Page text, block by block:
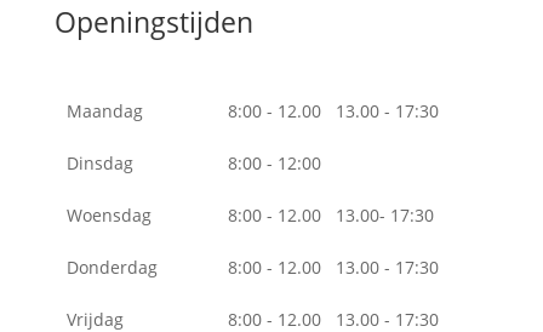
Openingstijden
Maandag 8:00 - 12.00 13.00 - 17:30
Dinsdag 8:00 - 12:00
Woensdag 8:00 - 12.00 13.00- 17:30
Donderdag 8:00 - 12.00 13.00 - 17:30
Vrijdag 8:00 - 12.00 13.00 - 17:30